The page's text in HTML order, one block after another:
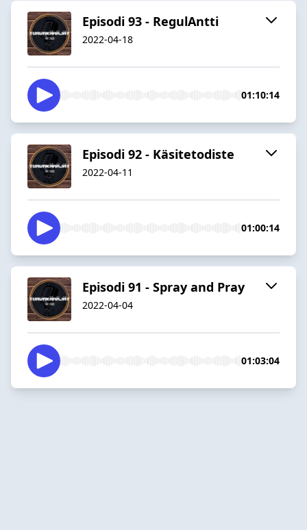
Episodi 93 - RegulAntti
2022-04-18
01:10:14
Episodi 92 - Käsitetodiste
2022-04-11
01:00:14
Episodi 91 - Spray and Pray
2022-04-04
01:03:04